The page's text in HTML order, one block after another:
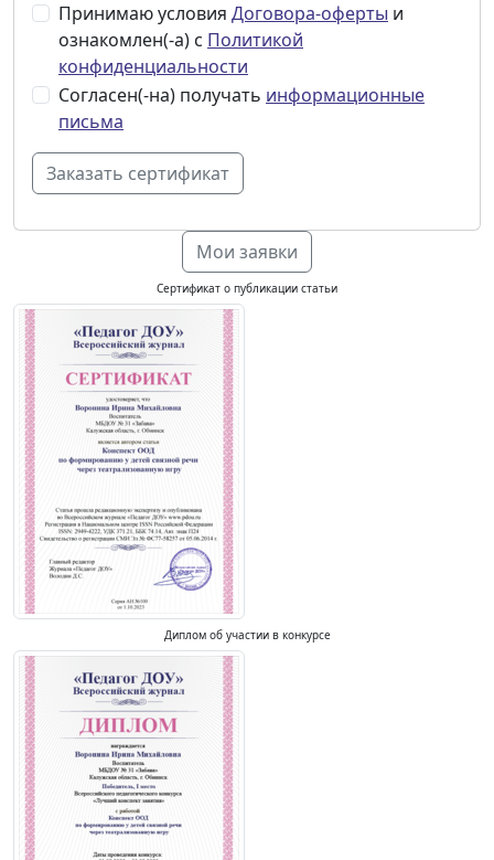
Принимаю условия Договора-оферты и
ознакомлен(-а) с Политикой
конфиденциальности
Согласен(-на) получать информационные
письма
Мои заявки
Сертификат о публикации статьи
Диплом об участии в конкурсе